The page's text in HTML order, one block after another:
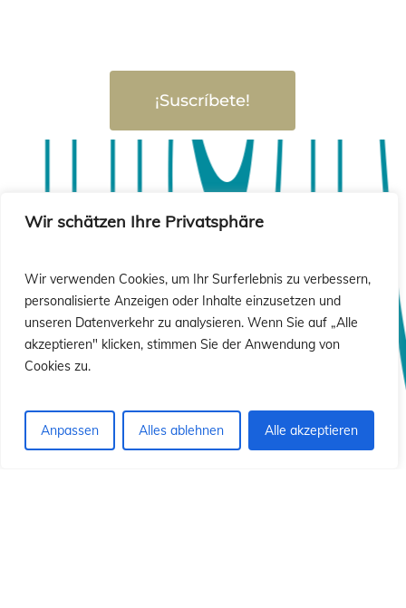
Wir schätzen Ihre Privatsphäre
Wir verwenden Cookies, um Ihr Surferlebnis zu verbessern,
personalisierte Anzeigen oder Inhalte einzusetzen und
unseren Datenverkehr zu analysieren. Wenn Sie auf „Alle
akzeptieren" klicken, stimmen Sie der Anwendung von
Cookies zu.
Anpassen Alles ablehnen Alle akzeptieren
¡Suscríbete!